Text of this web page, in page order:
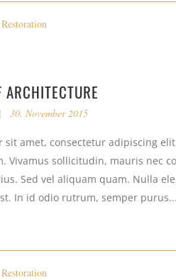
Restoration
30. November 2015
sit amet, consectetur adipiscing
Vivamus sollicitudin, mauris nec
Sed vel aliquam quam. Nulla
In id odio rutrum, semper purus...
Restoration